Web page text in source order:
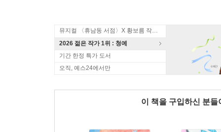
뮤지컬 〈휴남동 서점〉X 황보름 작가 북토크
2026 젊은 작가 1위 : 청예
기간 한정 특가 도서
오직, 예스24에서만
이 책을 구입하신 분